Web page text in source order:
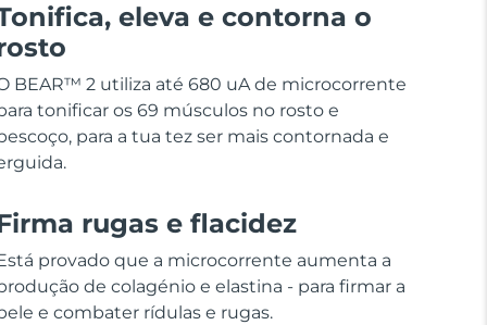
eleva e contorna o
BEAR™ 2 utiliza até 680 uA de microcorrente
tonificar os 69 músculos no rosto e
para a tua tez ser mais contornada e
rugas e flacidez
provado que a microcorrente aumenta a
de colagénio e elastina - para firmar a
e combater rídulas e rugas.